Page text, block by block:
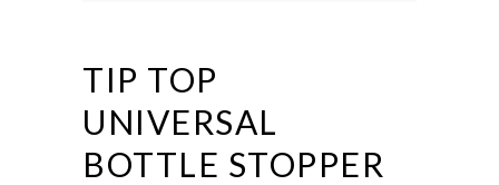
TIP TOP
UNIVERSAL
BOTTLE STOPPER